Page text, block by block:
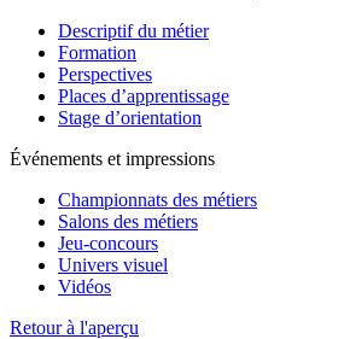
Descriptif du métier
Formation
Perspectives
Places d’apprentissage
Stage d’orientation
Événements et impressions
Championnats des métiers
Salons des métiers
Jeu-concours
Univers visuel
Vidéos
Retour à l'aperçu